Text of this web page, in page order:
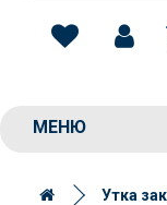
МЕНЮ
Утка